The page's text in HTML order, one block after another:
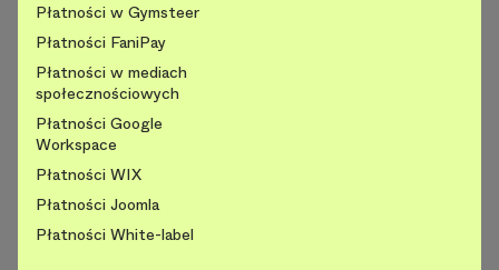
Płatności w Gymsteer
Płatności FaniPay
Płatności w mediach
społecznościowych
Płatności Google
Workspace
Płatności WIX
Płatności Joomla
Płatności White-label